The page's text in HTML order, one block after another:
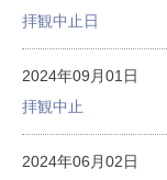
拝観中止日
2024年09月01日
拝観中止
2024年06月02日